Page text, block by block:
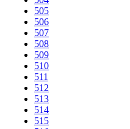
505
506
507
508
509
510
511
512
513
514
515